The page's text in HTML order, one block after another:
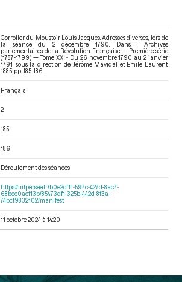
Corroller du Moustoir Louis Jacques. Adresses diverses, lors de
la séance du 2 décembre 1790. Dans : Archives
parlementaires de la Révolution Française — Première série
(1787-1799) — Tome XXI - Du 26 novembre 1790 au 2 janvier
1791
, sous la direction de Jérôme Mavidal et Emile Laurent.
1885. pp. 185-186.
Français
2
185
186
Déroulement des séances
https://iiif.persee.fr/b0e2cf11-597c-427d-8ac7-
68bcc0acf13b/85473df1-325b-442d-8f3a-
74bcf9832102/manifest
11 octobre 2024 à 14:20